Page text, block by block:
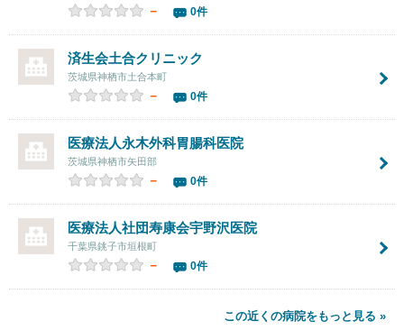
－ 0件
済生会土合クリニック
茨城県神栖市土合本町
－ 0件
医療法人永木外科胃腸科医院
茨城県神栖市矢田部
－ 0件
医療法人社団寿康会宇野沢医院
千葉県銚子市垣根町
－ 0件
この近くの病院をもっと見る »